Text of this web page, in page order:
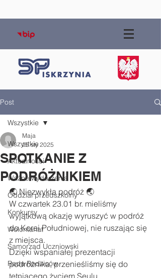
Post
Wszystkie
Aktualności
Ważne wydarzenia
Oddział przedszkolny
Konkursy
Wolontariat
Samorząd Uczniowski
Rada Rodziców
Wszystkie
SPOTKANIE Z
PODRÓŻNIKIEM
Maja
25 sty 2025
🌏 Niezwykła podróż 🌏
W czwartek 23.01 br. mieliśmy
wyjątkową okazję wyruszyć w podróż
do Korei Południowej, nie ruszając się
z miejsca.
Dzięki wspaniałej prezentacji
podróżnika, przenieśliśmy się do
tętniącego życiem Seulu,